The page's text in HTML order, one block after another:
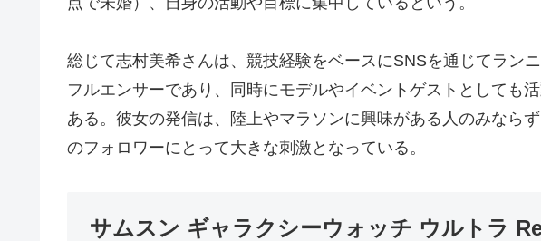
総じて志村美希さんは、競技経験をベースにSNSを通じてラン
フルエンサーであり、同時にモデルやイベントゲストとしても
ある。彼女の発信は、陸上やマラソンに興味がある人のみなら
のフォロワーにとって大きな刺激となっている。
サムスン ギャラクシーウォッチ ウルトラ